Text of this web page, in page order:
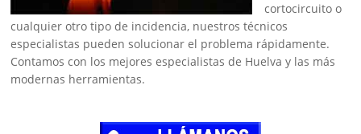
cortocircuito o
cualquier otro tipo de incidencia, nuestros técnicos
especialistas pueden solucionar el problema rápidamente.
Contamos con los mejores especialistas de Huelva y las más
modernas herramientas.